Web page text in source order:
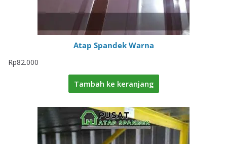
Atap Spandek Warna
Rp82.000
Tambah ke keranjang